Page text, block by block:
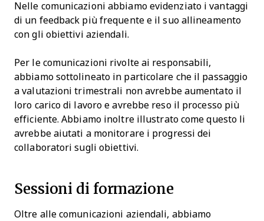
Nelle comunicazioni abbiamo evidenziato i vantaggi
di un feedback più frequente e il suo allineamento
con gli obiettivi aziendali.
Per le comunicazioni rivolte ai responsabili,
abbiamo sottolineato in particolare che il passaggio
a valutazioni trimestrali non avrebbe aumentato il
loro carico di lavoro e avrebbe reso il processo più
efficiente. Abbiamo inoltre illustrato come questo li
avrebbe aiutati a monitorare i progressi dei
collaboratori sugli obiettivi.
Sessioni di formazione
Oltre alle comunicazioni aziendali, abbiamo